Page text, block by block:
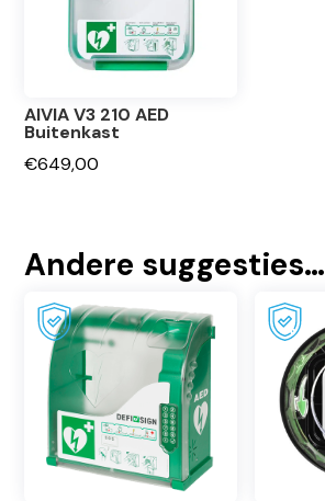
AIVIA V3 210 AED
Buitenkast
€649,00
Andere suggesties…